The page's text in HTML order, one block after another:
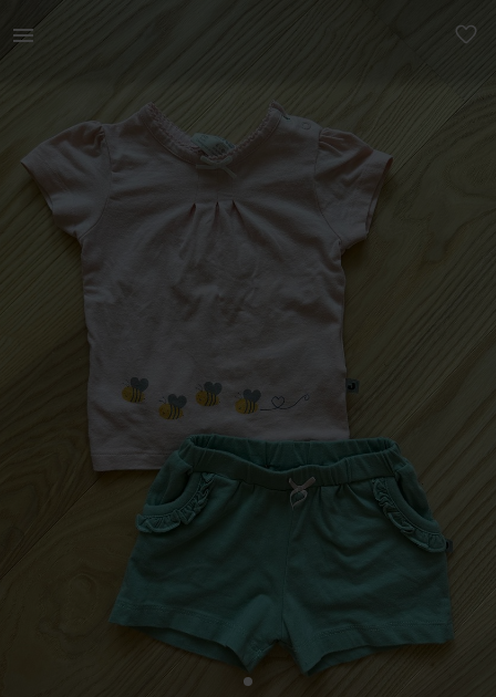
Lastele | Lühikesed püksid ja T-särk, komplekt. S | YAGA